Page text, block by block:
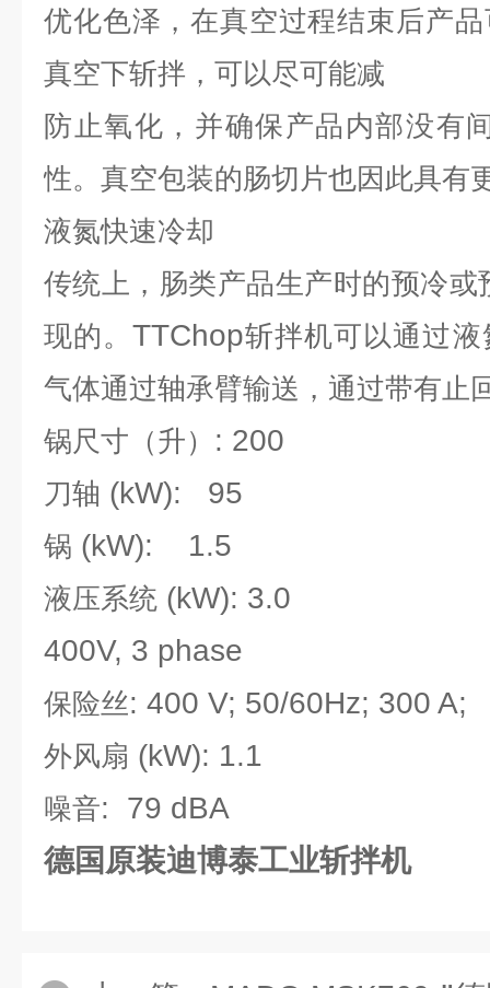
优化色泽，在真空过程结束后产
真空下斩拌，可以尽可能减
防止氧化，并确保产品内部没有
性。真空包装的肠切片也因此具有
液氮快速冷却
传统上，肠类产品生产时的预冷或
现的。TTChop斩拌机可以通过
气体通过轴承臂输送，通过带有止
锅尺寸（升） : 200
刀轴 (kW): 95
锅 (kW): 1.5
液压系统 (kW): 3.0
400V, 3 phase
保险丝: 400 V; 50/60Hz; 300 A;
外风扇 (kW): 1.1
噪音: 79 dBA
德国原装迪博泰工业斩拌机